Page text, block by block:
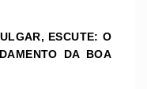
ESCUTE: O
DA BOA